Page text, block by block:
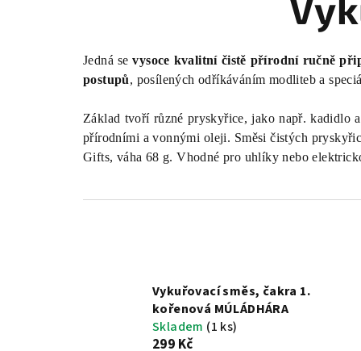
Jedná sevysoce kvalitní čistě přírodní ručně
postupů, posílených odříkáváním modliteb a
Základ tvoří různé pryskyřice, jako např. kadidlo
přírodními a vonnými oleji. Směsi čistých
Gifts, váha 68 g. Vhodné pro uhlíky nebo
Vykuřovací směs, čakra 1.
kořenová MÚLÁDHÁRA
Skladem (1 ks)
299 Kč